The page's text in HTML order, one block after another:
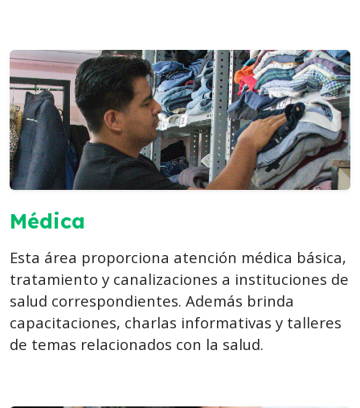
Médica
Esta área proporciona atención médica básica,
tratamiento y canalizaciones a instituciones de
salud correspondientes. Además brinda
capacitaciones, charlas informativas y talleres
de temas relacionados con la salud.